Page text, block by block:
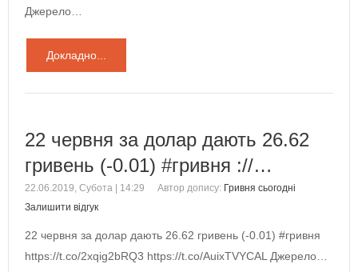
Джерело…
Докладно...
22 червня за долар дають 26.62
гривень (-0.01) #гривня ://…
22.06.2019, Субота | 14:29 Автор допису: Гривня сьогодні
Залишити відгук
22 червня за долар дають 26.62 гривень (-0.01) #гривня
https://t.co/2xqig2bRQ3 https://t.co/AuixTVYCAL Джерело…